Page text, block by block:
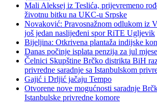
Mali Aleksej iz Teslića, prijevremeno
životnu bitku na UKC-u Srpske
Novaković: Pravosnažnom odlukom iz
još jedan naslijeđeni spor RiTE Ugljevik
Bijeljina: Otkrivena plantaža indijske
Danas počinje isplata penzija za jul
Čelnici Skupštine Brčko distrikta BiH
privredne saradnje sa Istanbulskom
Gajić i Drljić jačaju Tempo
Otvorene nove mogućnosti saradnje
Istanbulske privredne komore